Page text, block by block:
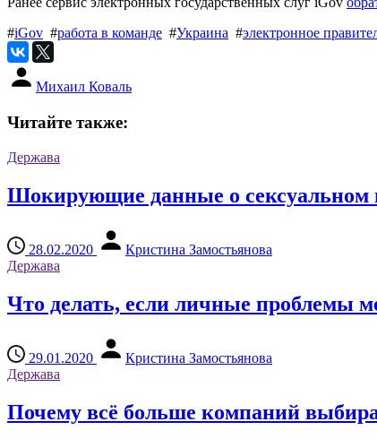
#iGov #работа в команде #Украина #электронное
Михаил Коваль
Читайте также:
Держава
Шокирующие данные о сексуальном
28.02.2020
Кристина Замостьянова
Держава
Что делать, если личные проблемы
29.01.2020
Кристина Замостьянова
Держава
Почему всё больше компаний